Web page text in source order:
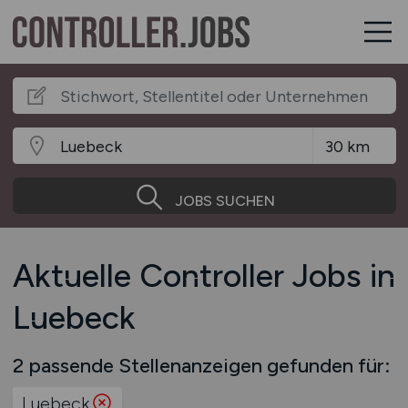
JOBS SUCHEN
Aktuelle Controller Jobs in
Luebeck
2 passende Stellenanzeigen gefunden für:
Luebeck